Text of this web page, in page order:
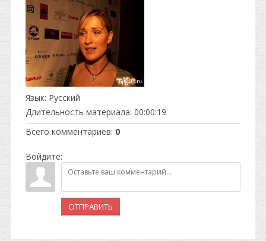
Язык: Русский
Длительность материала: 00:00:19
Всего комментариев: 0
Войдите:
ОТПРАВИТЬ